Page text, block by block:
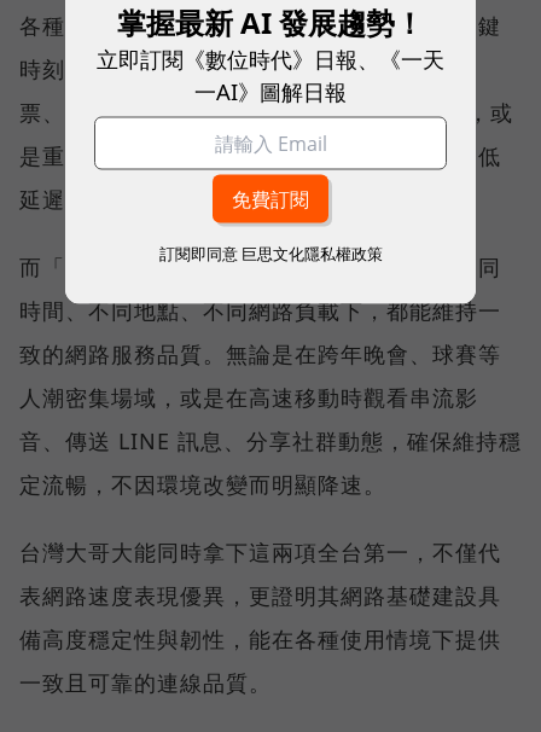
各種數位應用，因此，考驗的是網路服務在關鍵
時刻不中斷的能力。例如，搶購熱門演唱會門
票、秒殺限量商品、超商結帳掃描 QR Code，或
是重要的線上會議，都需要網路能即時回應、低
延遲且持續運作。
而「品質一致性」則是衡量電信業者可否在不同
時間、不同地點、不同網路負載下，都能維持一
致的網路服務品質。無論是在跨年晚會、球賽等
人潮密集場域，或是在高速移動時觀看串流影
音、傳送 LINE 訊息、分享社群動態，確保維持穩
定流暢，不因環境改變而明顯降速。
台灣大哥大能同時拿下這兩項全台第一，不僅代
表網路速度表現優異，更證明其網路基礎建設具
備高度穩定性與韌性，能在各種使用情境下提供
一致且可靠的連線品質。
掌握最新 AI 發展趨勢！
立即訂閱《數位時代》日報、《一天
一AI》圖解日報
訂閱即同意 巨思文化隱私權政策